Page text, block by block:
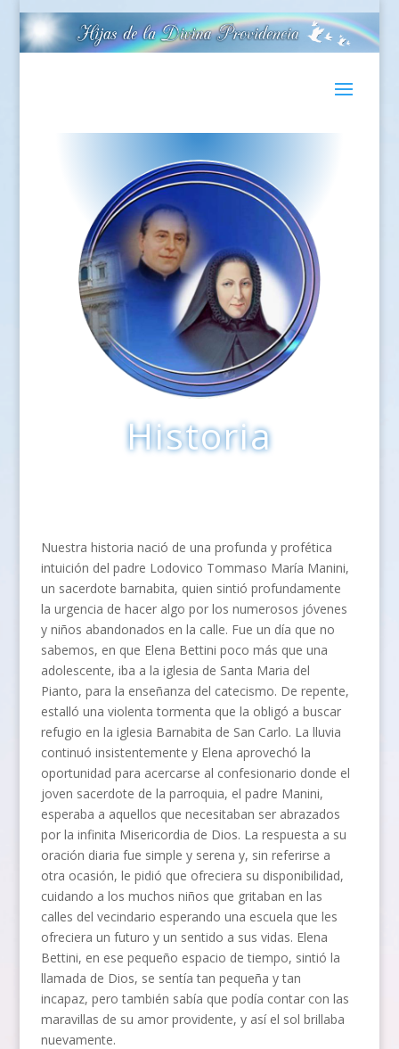
Historia
Nuestra historia nació de una profunda y profética
intuición del padre Lodovico Tommaso María Manini,
un sacerdote barnabita, quien sintió profundamente
la urgencia de hacer algo por los numerosos jóvenes
y niños abandonados en la calle. Fue un día que no
sabemos, en que Elena Bettini poco más que una
adolescente, iba a la iglesia de Santa Maria del
Pianto, para la enseñanza del catecismo. De repente,
estalló una violenta tormenta que la obligó a buscar
refugio en la iglesia Barnabita de San Carlo. La lluvia
continuó insistentemente y Elena aprovechó la
oportunidad para acercarse al confesionario donde el
joven sacerdote de la parroquia, el padre Manini,
esperaba a aquellos que necesitaban ser abrazados
por la infinita Misericordia de Dios. La respuesta a su
oración diaria fue simple y serena y, sin referirse a
otra ocasión, le pidió que ofreciera su disponibilidad,
cuidando a los muchos niños que gritaban en las
calles del vecindario esperando una escuela que les
ofreciera un futuro y un sentido a sus vidas. Elena
Bettini, en ese pequeño espacio de tiempo, sintió la
llamada de Dios, se sentía tan pequeña y tan
incapaz, pero también sabía que podía contar con las
maravillas de su amor providente, y así el sol brillaba
nuevamente.